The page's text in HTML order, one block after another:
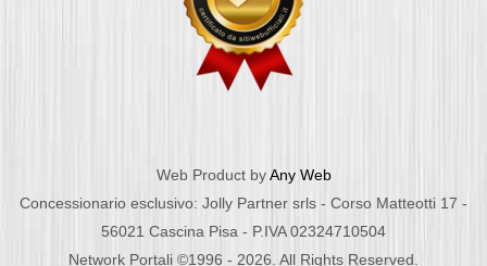
Web Product byAny Web
Concessionario esclusivo: Jolly Partner srls - Corso Matteotti 17 -
56021 Cascina Pisa - P.IVA 02324710504
Network Portali ©1996 - 2026. All Rights Reserved.